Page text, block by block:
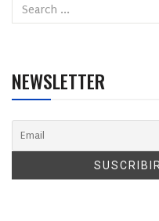
NEWSLETTER